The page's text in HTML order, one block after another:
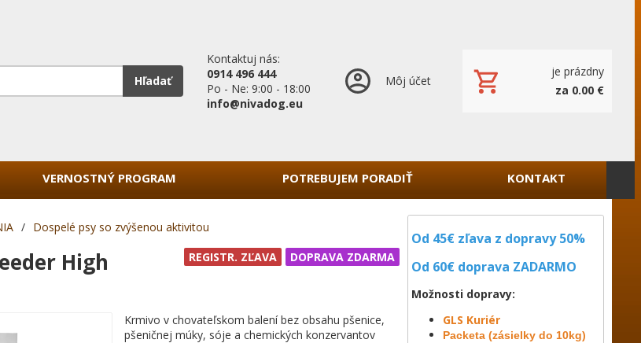
Hľadať
Kontaktuj nás:
0914 496 444
Po - Ne: 9:00 - 18:00
info@nivadog.eu
Môj účet
je prázdny
za 0.00 €
VERNOSTNÝ PROGRAM POTREBUJEM PORADIŤ KONTAKT
Od 45€ zľava z dopravy 50%
Od 60€ doprava ZADARMO
Možnosti dopravy:
GLS Kuriér
Packeta (zásielky do 10kg)
/ Dospelé psy so zvýšenou aktivitou
DOPRAVA ZDARMA
REGISTR. ZĽAVA
High
Krmivo v chovateľskom balení bez obsahu pšenice,
pšeničnej múky, sóje a chemických konzervantov